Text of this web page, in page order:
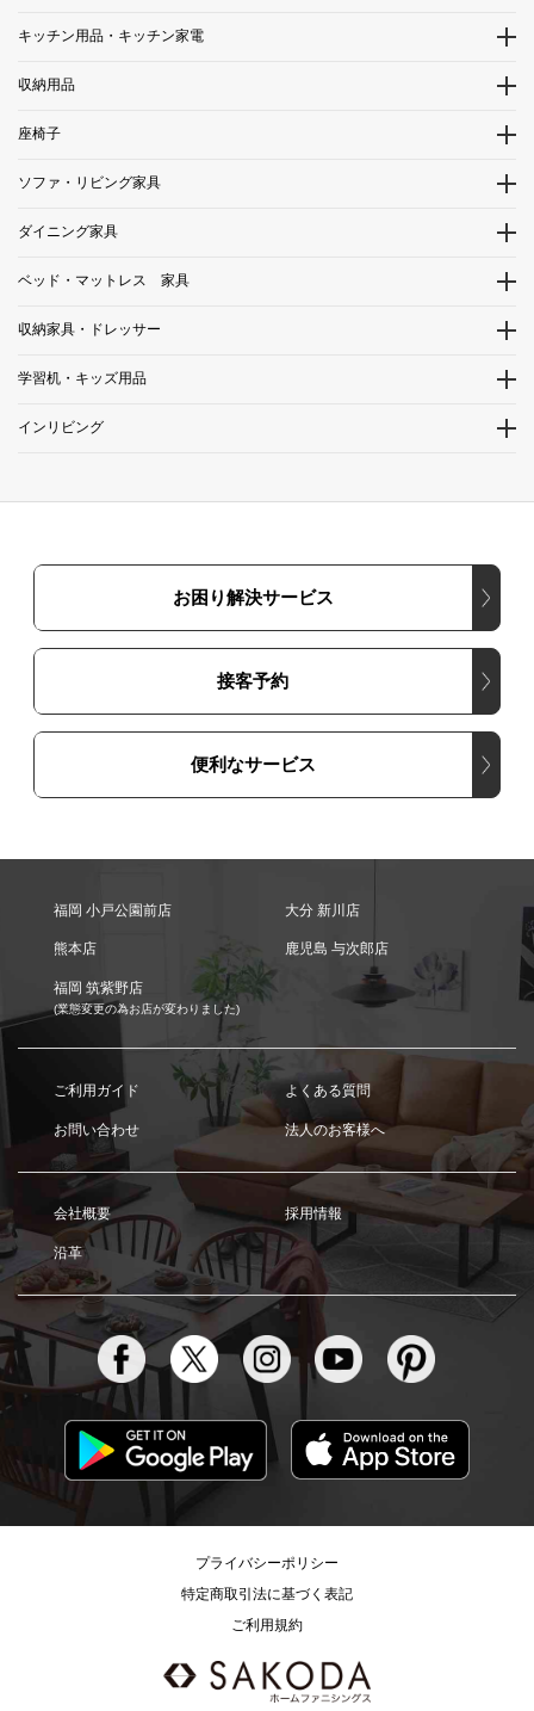
キッチン用品・キッチン家電
収納用品
座椅子
ソファ・リビング家具
ダイニング家具
ベッド・マットレス 家具
収納家具・ドレッサー
学習机・キッズ用品
インリビング
お困り解決サービス
接客予約
便利なサービス
福岡 小戸公園前店 大分 新川店
熊本店 鹿児島 与次郎店
福岡 筑紫野店
(業態変更の為お店が変わりました)
ご利用ガイド よくある質問
お問い合わせ 法人のお客様へ
会社概要 採用情報
沿革
プライバシーポリシー
特定商取引法に基づく表記
ご利用規約